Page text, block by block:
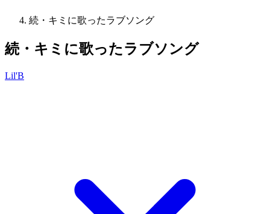
続・キミに歌ったラブソング
続・キミに歌ったラブソング
Lil'B